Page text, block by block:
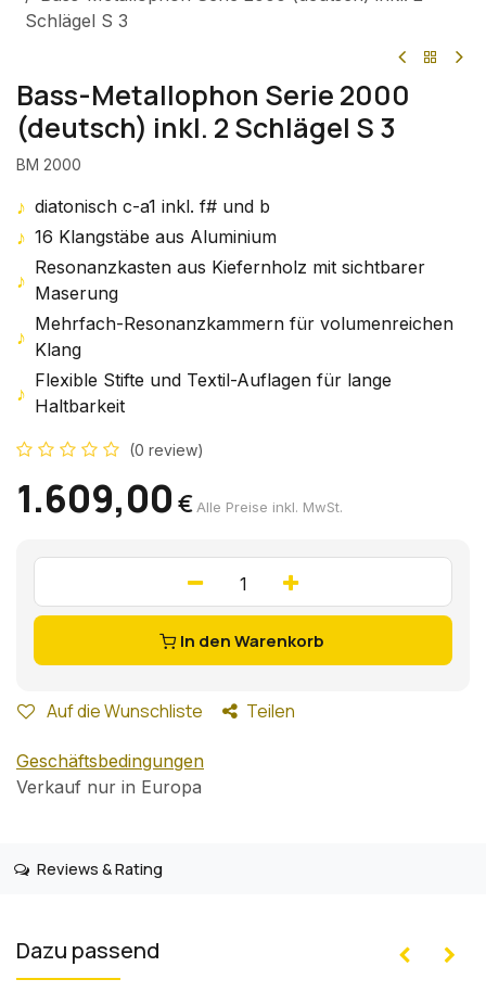
Schlägel S 3
Bass-Metallophon Serie 2000
(deutsch) inkl. 2 Schlägel S 3
BM 2000
♪ diatonisch c-a1 inkl. f# und b
♪ 16 Klangstäbe aus Aluminium
♪
Resonanzkasten aus Kiefernholz mit sichtbarer
Maserung
♪
Mehrfach-Resonanzkammern für volumenreichen
Klang
♪
Flexible Stifte und Textil-Auflagen für lange
Haltbarkeit
(0 review)
1.609,00 €Alle Preise inkl. MwSt.
In den Warenkorb
Auf die Wunschliste Teilen
Geschäftsbedingungen
Verkauf nur in Europa
Reviews & Rating
Dazu passend